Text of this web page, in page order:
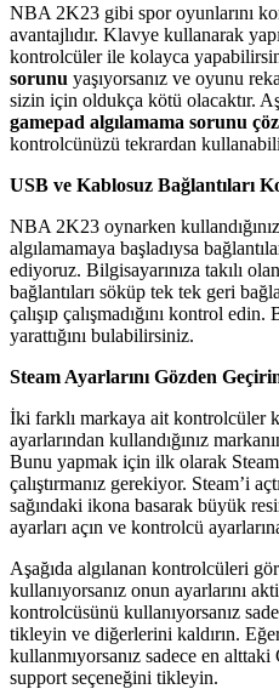
NBA 2K23 gibi spor oyunlarını
avantajlıdır. Klavye kullanarak
kontrolcüler ile kolayca
sorunu yaşıyorsanız ve oyunu
sizin için oldukça kötü olacaktır.
gamepad algılamama sorunu
kontrolcünüzü tekrardan
USB ve Kablosuz Bağlantıları
NBA 2K23 oynarken
algılamamaya başladıysa
ediyoruz. Bilgisayarınıza takılı
bağlantıları söküp tek tek geri
çalışıp çalışmadığını kontrol
yarattığını bulabilirsiniz.
Steam Ayarlarını Gözden
İki farklı markaya ait kontrolcüler
ayarlarından kullandığınız
Bunu yapmak için ilk olarak
çalıştırmanız gerekiyor. Steam’i
sağındaki ikona basarak büyük
ayarları açın ve kontrolcü
Aşağıda algılanan kontrolcüleri
kullanıyorsanız onun ayarlarını
kontrolcüsünü kullanıyorsanız
tikleyin ve diğerlerini kaldırın.
kullanmıyorsanız sadece en
support seçeneğini tikleyin.